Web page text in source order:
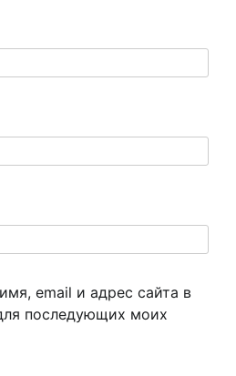
email и адрес сайта в
последующих моих